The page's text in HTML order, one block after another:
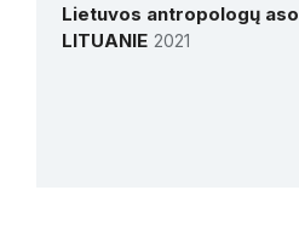
Lietuvos antropologų
LITUANIE 2021